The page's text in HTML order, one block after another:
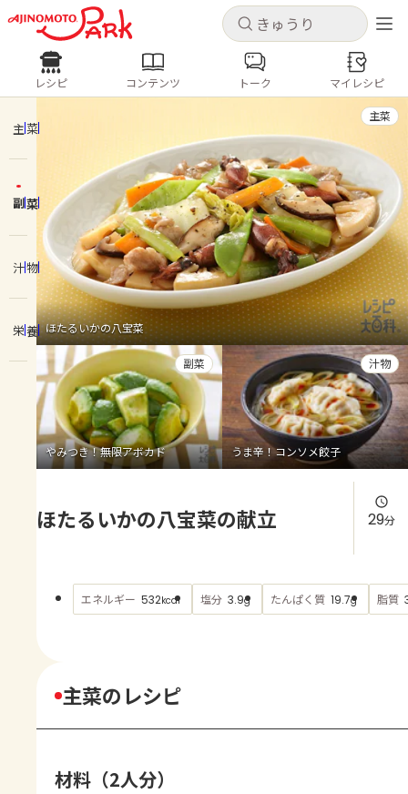
キャンセル
ログインするとレシピを保存できます
新規登録
ホーム
コンテンツ
レシピ
トーク
よくあるお問い合わせ
お買い物
AJINOMOTO PARK とは
キャンセル
レシピ コンテンツ
人気の食材・レシピ
きゅうり なす トマト
とうもろこし
ピーマン
みょうが ゴーヤ
レシピ コンテンツ トーク マイレシピ
主菜
副菜
汁物
栄養 ほたるいかの八宝菜
主菜
やみつき！無限アボカド
副菜
うま辛！コンソメ餃子
汁物
ほたるいかの八宝菜の献立 29分
エネルギー 532kcal 塩分 3.9g たんぱく質 19.7g 脂質
主菜のレシピ
材料（2人分）